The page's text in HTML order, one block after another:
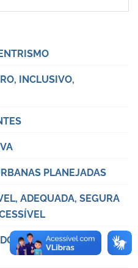
INCLUSIVO,
PLANEJADAS
ADEQUADA, SEGURA
RECURSOS